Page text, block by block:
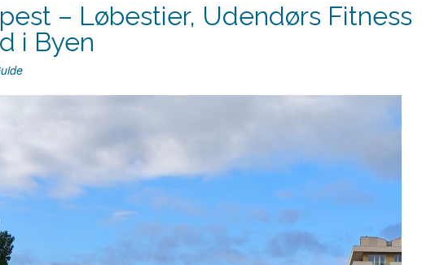
– Løbestier, Udendørs Fitness
i Byen